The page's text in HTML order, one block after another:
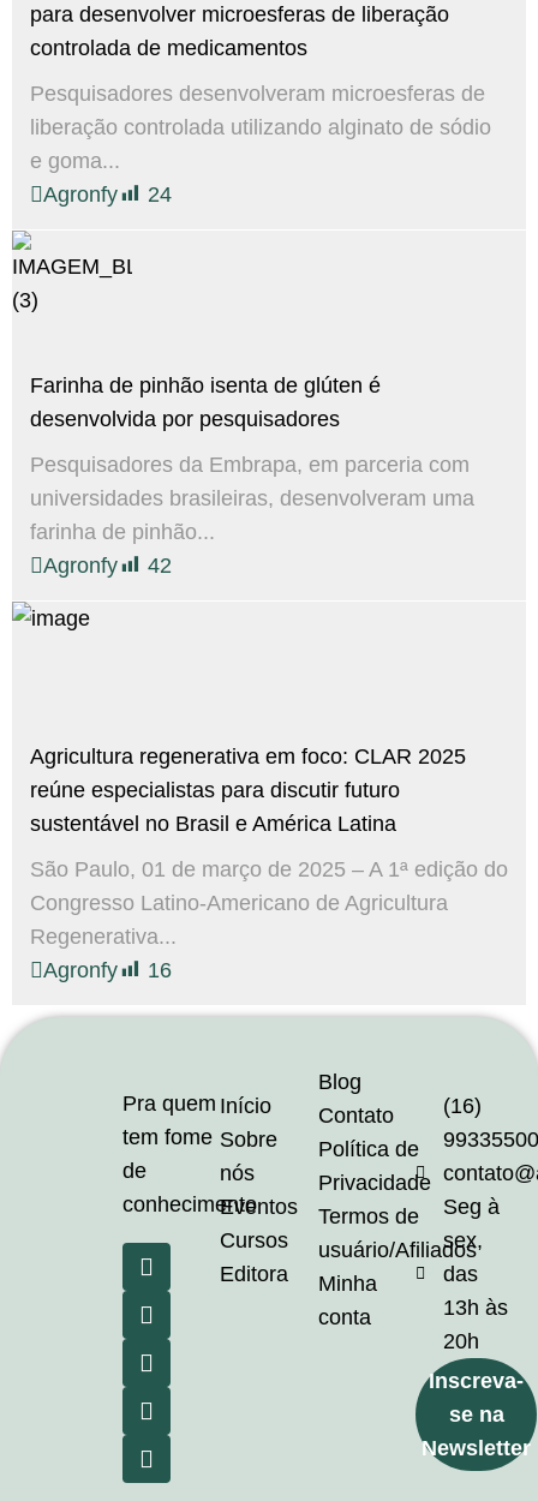
para desenvolver microesferas de liberação
controlada de medicamentos
Pesquisadores desenvolveram microesferas de
liberação controlada utilizando alginato de sódio
e goma...
Agronfy
24
Farinha de pinhão isenta de glúten é
desenvolvida por pesquisadores
Pesquisadores da Embrapa, em parceria com
universidades brasileiras, desenvolveram uma
farinha de pinhão...
Agronfy
42
Agricultura regenerativa em foco: CLAR 2025
reúne especialistas para discutir futuro
sustentável no Brasil e América Latina
São Paulo, 01 de março de 2025 – A 1ª edição do
Congresso Latino-Americano de Agricultura
Regenerativa...
Agronfy
16
Pra quem
tem fome
de
conhecimento
Início
Sobre
nós
Eventos
Cursos
Editora
Blog
Contato
Política de
Privacidade
Termos de
usuário/Afiliados
Minha
conta
(16)
Seg à
sex,
das
13h às
20h
Inscreva-
se na
Newsletter